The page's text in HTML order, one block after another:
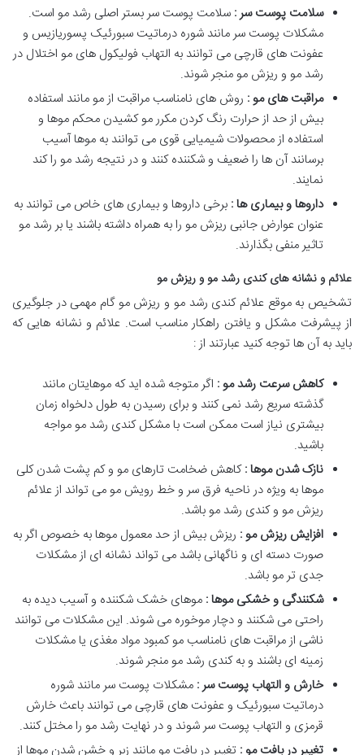
سلامت پوست سر : سلامت پوست سر بستر اصلی رشد مو است.
مشکلات پوست سر مانند شوره درماتیت سبورئیک پسوریازیس و
عفونت های قارچی می توانند به التهاب فولیکول های مو اختلال در
رشد مو و ریزش مو منجر شوند.
مراقبت های مو : روش های نامناسب مراقبت از مو مانند استفاده
بیش از حد از حرارت رنگ کردن مکرر مو کشیدن محکم موها و
استفاده از محصولات شیمیایی قوی می توانند به موها آسیب
برسانند آن ها را ضعیف و شکننده کنند و در نتیجه رشد مو را کند
نمایند.
داروها و بیماری ها : برخی داروها و بیماری های خاص می توانند به
عنوان عوارض جانبی ریزش مو را به همراه داشته باشند یا بر رشد مو
تاثیر منفی بگذارند.
علائم و نشانه های کندی رشد مو و ریزش مو
تشخیص به موقع علائم کندی رشد مو و ریزش مو گام مهمی در جلوگیری
از پیشرفت مشکل و یافتن راهکار مناسب است. علائم و نشانه هایی که
باید به آن ها توجه کنید عبارتند از :
کاهش سرعت رشد مو : اگر متوجه شده اید که موهایتان مانند
گذشته سریع رشد نمی کنند و برای رسیدن به طول دلخواه زمان
بیشتری نیاز است ممکن است با مشکل کندی رشد مو مواجه
باشید.
نازک شدن موها :کاهش ضخامت تارهای مو و کم پشت شدن کلی
موها به ویژه در ناحیه فرق سر و خط رویش مو می تواند از علائم
ریزش مو و کندی رشد مو باشد.
افزایش ریزش مو : ریزش بیش از حد معمول موها به خصوص اگر به
صورت دسته ای و ناگهانی باشد می تواند نشانه ای از مشکلات
جدی تر مو باشد.
شکنندگی و خشکی موها : موهای خشک شکننده و آسیب دیده به
راحتی می شکنند و دچار موخوره می شوند. این مشکلات می توانند
ناشی از مراقبت های نامناسب مو کمبود مواد مغذی یا مشکلات
زمینه ای باشند و به کندی رشد مو منجر شوند.
خارش و التهاب پوست سر : مشکلات پوست سر مانند شوره
درماتیت سبورئیک و عفونت های قارچی می توانند باعث خارش
قرمزی و التهاب پوست سر شوند و در نهایت رشد مو را مختل کنند.
تغییر در بافت مو : تغییر در بافت مو مانند زبر و خشن شدن موها از